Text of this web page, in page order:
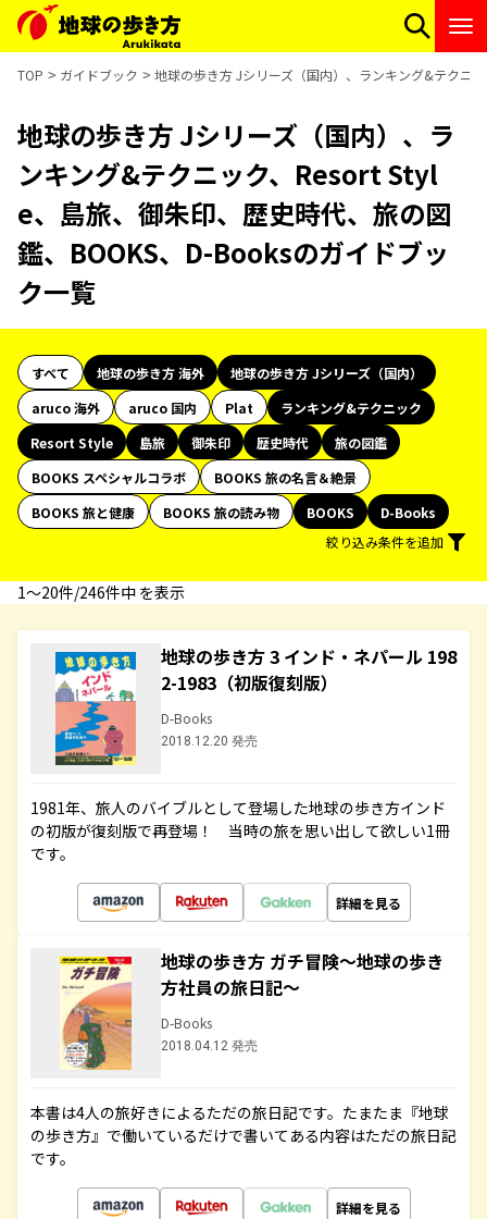
TOP ガイドブック 地球の歩き方 Jシリーズ（国内）、ランキング&テクニ
地球の歩き方 Jシリーズ（国内）、ラ
ンキング&テクニック、Resort Styl
e、島旅、御朱印、歴史時代、旅の図
鑑、BOOKS、D-Booksのガイドブッ
ク一覧
すべて 地球の歩き方 海外
地球の歩き方 Jシリーズ（国内）
aruco 海外
aruco 国内 Plat
ランキング&テクニック
Resort Style
島旅 御朱印 歴史時代
旅の図鑑
BOOKS スペシャルコラボ
BOOKS 旅の名言＆絶景
BOOKS 旅と健康
BOOKS 旅の読み物 BOOKS
D-Books
絞り込み条件を追加
1〜20件/246件中 を表示
地球の歩き方 3 インド・ネパール 198
2-1983（初版復刻版）
D-Books
2018.12.20 発売
1981年、旅人のバイブルとして登場した地球の歩き方インド
の初版が復刻版で再登場！ 当時の旅を思い出して欲しい1冊
です。
詳細を見る
地球の歩き方 ガチ冒険～地球の歩き
方社員の旅日記～
D-Books
2018.04.12 発売
本書は4人の旅好きによるただの旅日記です。たまたま『地球
の歩き方』で働いているだけで書いてある内容はただの旅日記
です。
詳細を見る